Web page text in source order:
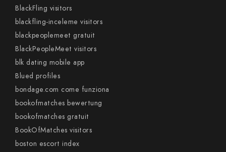
BlackFling visitors
blackfling-inceleme visitors
blackpeoplemeet gratuit
BlackPeopleMeet visitors
blk dating mobile app
Blued profiles
bondage.com come funziona
bookofmatches bewertung
bookofmatches gratuit
BookOfMatches visitors
boston escort index